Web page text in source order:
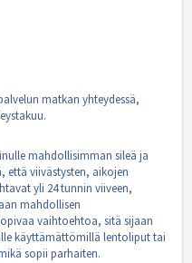
matkan yhteydessä,
mahdollisimman sileä ja
että viivästysten, aikojen
yli 24 tunnin viiveen,
mahdollisen
vaihtoehtoa, sitä sijaan
käyttämättömillä lentoliput tai
sopii parhaiten.